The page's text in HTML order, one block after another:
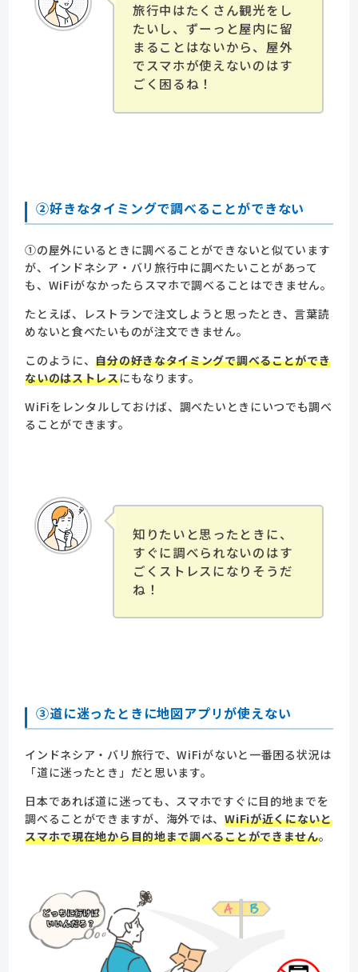
旅行中はたくさん観光をし
たいし、ずーっと屋内に留
まることはないから、屋外
でスマホが使えないのはす
ごく困るね！
②好きなタイミングで調べることができない
①の屋外にいるときに調べることができないと似ています
が、インドネシア・バリ旅行中に調べたいことがあって
も、WiFiがなかったらスマホで調べることはできません。
たとえば、レストランで注文しようと思ったとき、言葉読
めないと食べたいものが注文できません。
このように、自分の好きなタイミングで調べることができ
ないのはストレスにもなります。
WiFiをレンタルしておけば、調べたいときにいつでも調べ
ることができます。
知りたいと思ったときに、
すぐに調べられないのはす
ごくストレスになりそうだ
ね！
③道に迷ったときに地図アプリが使えない
インドネシア・バリ旅行で、WiFiがないと一番困る状況は
「道に迷ったとき」だと思います。
日本であれば道に迷っても、スマホですぐに目的地までを
調べることができますが、海外では、WiFiが近くにないと
スマホで現在地から目的地まで調べることができません。